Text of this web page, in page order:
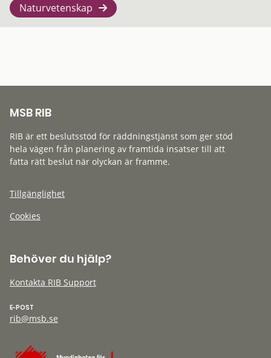
Naturvetenskap
MSB RIB
RIB är ett beslutsstöd för räddningstjänst som ger stöd
hela vägen från planering av framtida insatser till att
fatta rätt beslut när olyckan är framme.
Tillgänglighet
Cookies
Behöver du hjälp?
Kontakta RIB Support
E-POST
rib@msb.se